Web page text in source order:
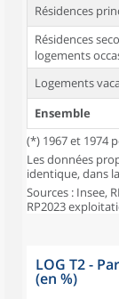
Résidences
Résidences
logements
Logements
Ensemble
(*) 1967 et 1974
Les données
identique, dans
Sources : Insee,
RP2023
LOG T2 -
(en %)